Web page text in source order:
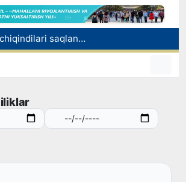
Xavfli sanoat chiqindilari saqlanadigan yer uchastkalari yer soligʻidan ozod qilinadi
Taniqli kinoaktyor va rejissyor Abdumannon Ubaydullaev vafot etdi
Ulushli qurilishda fuqarolar mablag‘i eskrou hisobvarag‘i orqali himoya qilinadi